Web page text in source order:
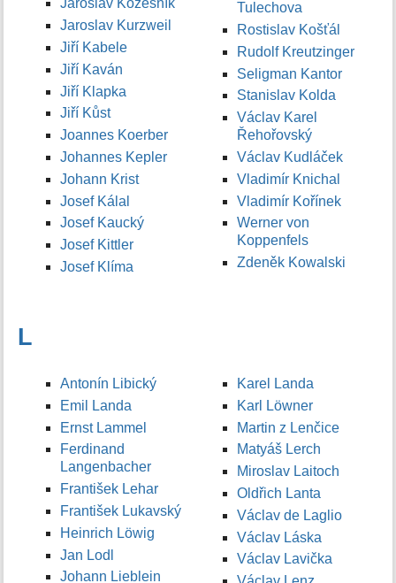
Jaroslav Kožešník
Jaroslav Kurzweil
Jiří Kabele
Jiří Kaván
Jiří Klapka
Jiří Kůst
Joannes Koerber
Johannes Kepler
Johann Krist
Josef Kálal
Josef Kaucký
Josef Kittler
Josef Klíma
Tulechova
Rostislav Košťál
Rudolf Kreutzinger
Seligman Kantor
Stanislav Kolda
Václav Karel
Řehořovský
Václav Kudláček
Vladimír Knichal
Vladimír Kořínek
Werner von
Koppenfels
Zdeněk Kowalski
L
Antonín Libický
Emil Landa
Ernst Lammel
Ferdinand
Langenbacher
František Lehar
František Lukavský
Heinrich Löwig
Jan Lodl
Johann Lieblein
Karel Landa
Karl Löwner
Martin z Lenčice
Matyáš Lerch
Miroslav Laitoch
Oldřich Lanta
Václav de Laglio
Václav Láska
Václav Lavička